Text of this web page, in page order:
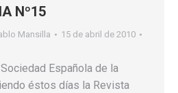
Nº15
Mansilla
15 de abril de 2010
Española de la
éstos días la Revista